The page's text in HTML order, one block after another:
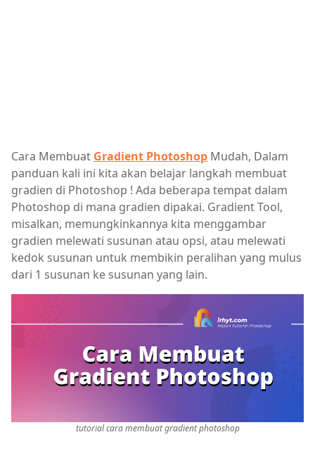
Cara Membuat Gradient Photoshop Mudah, Dalam
panduan kali ini kita akan belajar langkah membuat
gradien di Photoshop ! Ada beberapa tempat dalam
Photoshop di mana gradien dipakai. Gradient Tool,
misalkan, memungkinkannya kita menggambar
gradien melewati susunan atau opsi, atau melewati
kedok susunan untuk membikin peralihan yang mulus
dari 1 susunan ke susunan yang lain.
tutorial cara membuat gradient photoshop